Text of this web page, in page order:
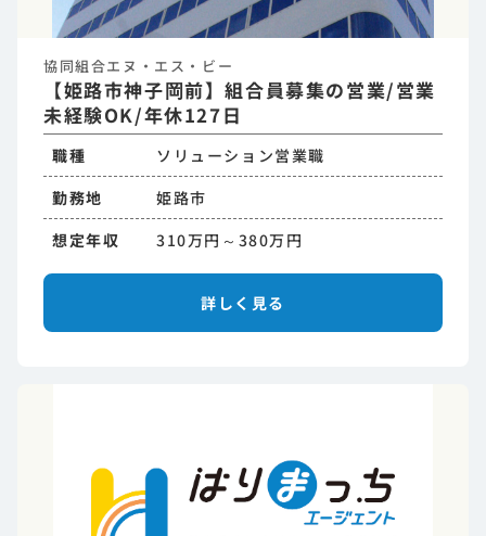
協同組合エヌ・エス・ビー
【姫路市神子岡前】組合員募集の営業/営業
未経験OK/年休127日
職種
ソリューション営業職
勤務地
姫路市
想定年収
310万円～380万円
詳しく見る